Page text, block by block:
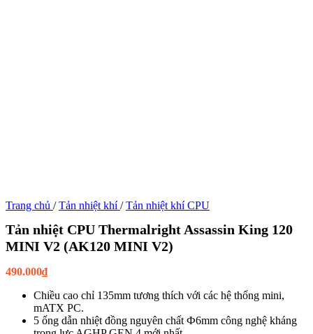
Trang chủ / Tản nhiệt khí/ Tản nhiệt khí CPU
Tản nhiệt CPU Thermalright Assassin King 120
MINI V2 (AK120 MINI V2)
490.000₫
Chiều cao chỉ 135mm tương thích với các hệ thống mini,
mATX PC.
5 ống dẫn nhiệt đồng nguyên chất Ф6mm công nghệ kháng